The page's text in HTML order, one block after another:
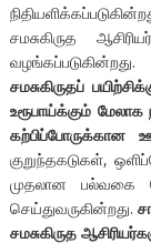
சமசுகிருத
சமசுகிருதப்
உரூபாய்க்கும் மேலாக
கற்பிப்போருக்கான
குறுந்தகடுகள்,
முதலான பல்வகை
செய்துவருகின்றது.
சமசுகிருத